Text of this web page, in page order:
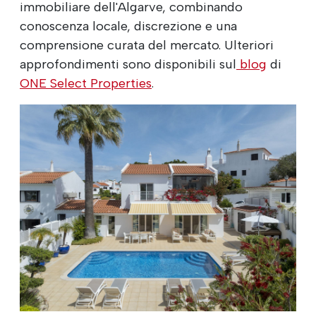
immobiliare dell'Algarve, combinando
conoscenza locale, discrezione e una
comprensione curata del mercato. Ulteriori
approfondimenti sono disponibili sul blog di
ONE Select Properties.